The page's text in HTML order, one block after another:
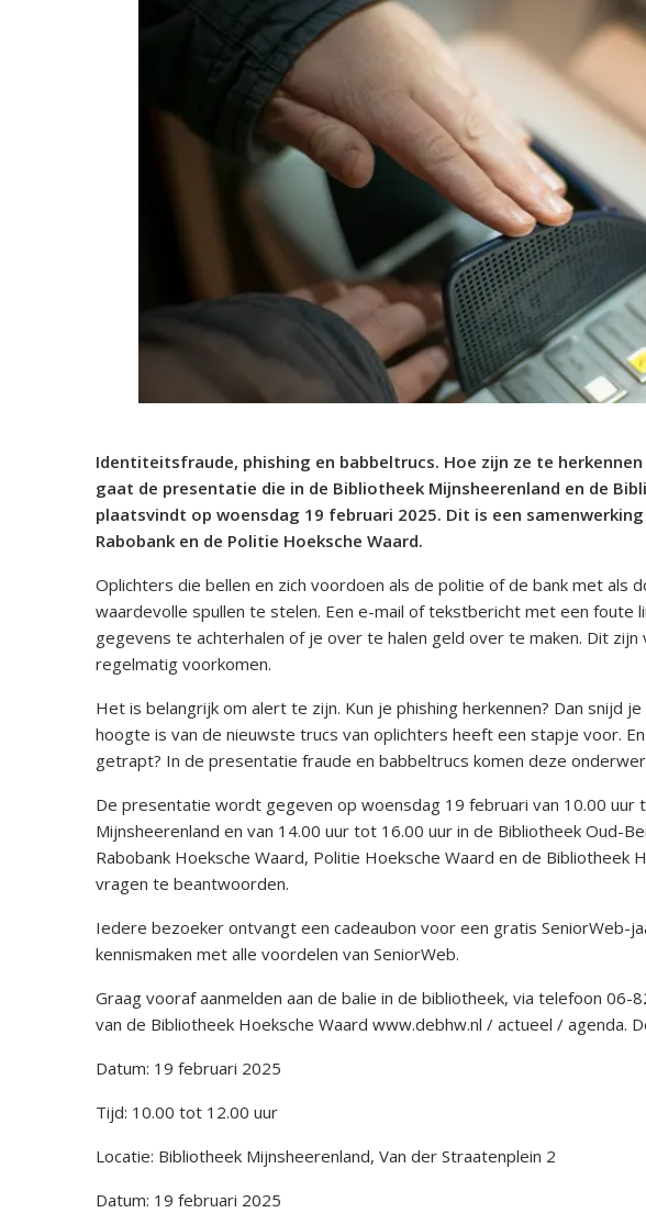
Identiteitsfraude, phishing en babbeltrucs. Hoe zijn ze te
gaat de presentatie die in de Bibliotheek Mijnsheerenland en de
plaatsvindt op woensdag 19 februari 2025. Dit is een
Rabobank en de Politie Hoeksche Waard.
Oplichters die bellen en zich voordoen als de politie of de bank met als
waardevolle spullen te stelen. Een e-mail of tekstbericht met een foute
gegevens te achterhalen of je over te halen geld over te maken. Dit zijn
regelmatig voorkomen.
Het is belangrijk om alert te zijn. Kun je phishing herkennen? Dan snijd
hoogte is van de nieuwste trucs van oplichters heeft een stapje voor.
getrapt? In de presentatie fraude en babbeltrucs komen deze
De presentatie wordt gegeven op woensdag 19 februari van 10.00 uur
Mijnsheerenland en van 14.00 uur tot 16.00 uur in de Bibliotheek Oud-
Rabobank Hoeksche Waard, Politie Hoeksche Waard en de Bibliotheek
vragen te beantwoorden.
Iedere bezoeker ontvangt een cadeaubon voor een gratis SeniorWeb-
kennismaken met alle voordelen van SeniorWeb.
Graag vooraf aanmelden aan de balie in de bibliotheek, via telefoon
van de Bibliotheek Hoeksche Waard www.debhw.nl / actueel / agenda.
Datum: 19 februari 2025
Tijd: 10.00 tot 12.00 uur
Locatie: Bibliotheek Mijnsheerenland, Van der Straatenplein 2
Datum: 19 februari 2025